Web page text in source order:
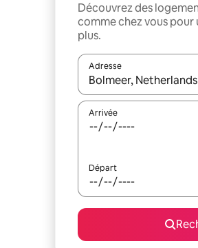
Découvrez des
comme chez vous pour
plus.
Adresse
Lorsque les résultats
Arrivée
Départ